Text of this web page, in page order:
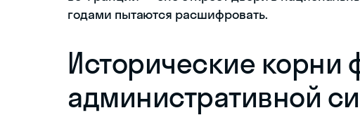
годами пытаются расшифровать.
Исторические корни
административной